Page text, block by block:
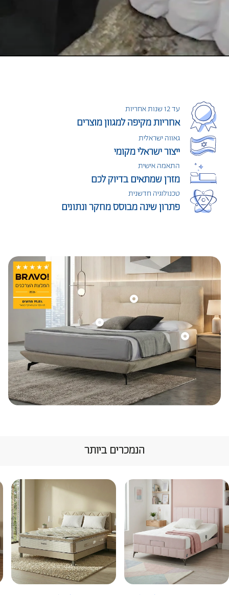
עד 12 שנות אחריות
אחריות מקיפה למגוון מוצרים
גאווה ישראלית
ייצור ישראלי מקומי
התאמה אישית
מזרן שמתאים בדיוק לכם
טכנולוגיה חדשנית
פתרון שינה מבוסס מחקר ונתונים
הנמכרים ביותר